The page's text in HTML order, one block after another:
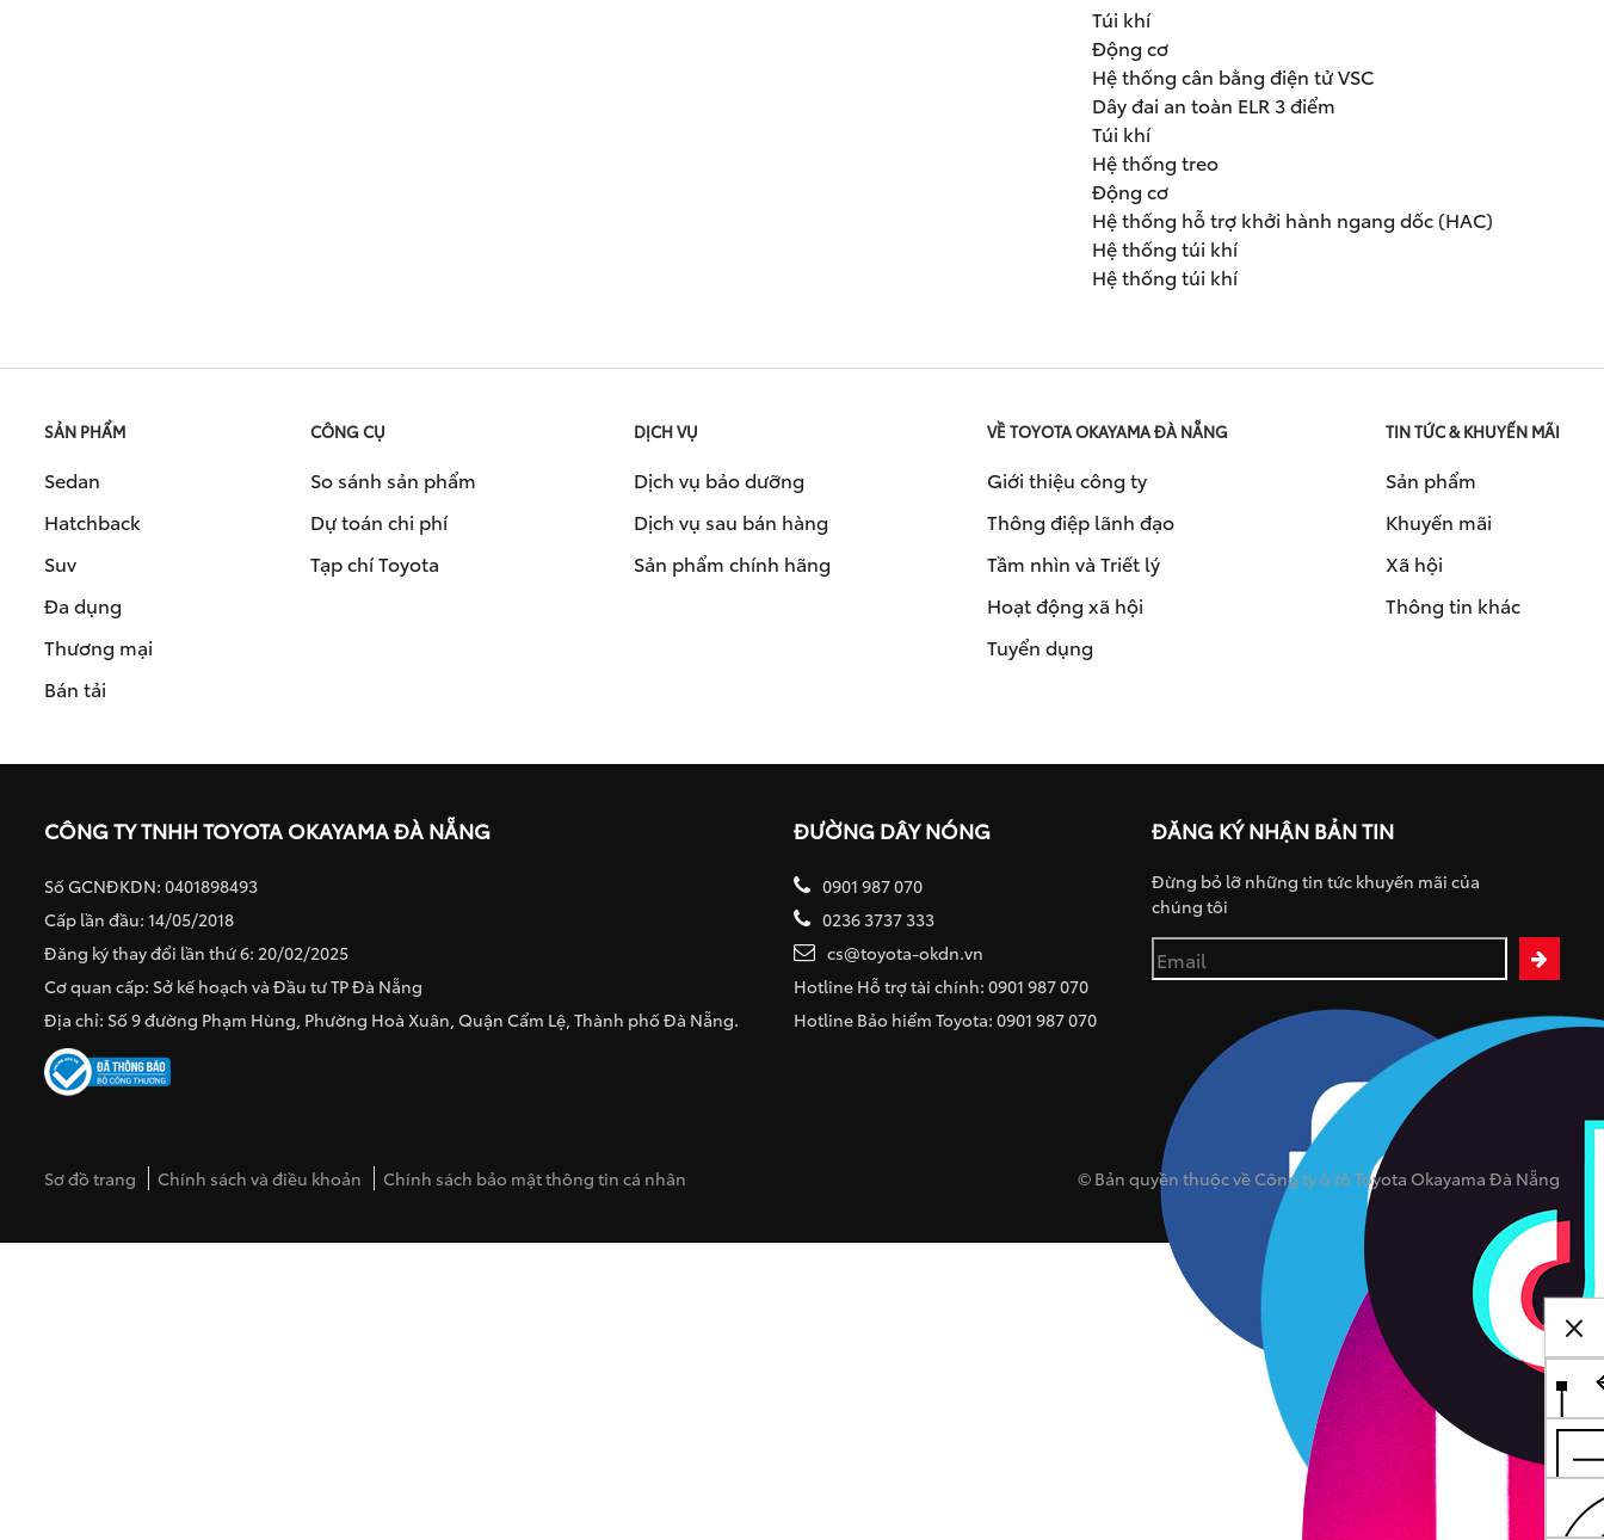
Túi khí
Động cơ
Hệ thống cân bằng điện tử VSC
Dây đai an toàn ELR 3 điểm
Túi khí
Hệ thống treo
Động cơ
Hệ thống hỗ trợ khởi hành ngang dốc (HAC)
Hệ thống túi khí
Hệ thống túi khí
SẢN PHẨM
Sedan
Hatchback
Suv
Đa dụng
Thương mại
Bán tải
CÔNG CỤ
So sánh sản phẩm
Dự toán chi phí
Tạp chí Toyota
DỊCH VỤ
Dịch vụ bảo dưỡng
Dịch vụ sau bán hàng
Sản phẩm chính hãng
VỀ TOYOTA OKAYAMA ĐÀ NẴNG
Giới thiệu công ty
Thông điệp lãnh đạo
Tầm nhìn và Triết lý
Hoạt động xã hội
Tuyển dụng
TIN TỨC & KHUYẾN MÃI
Sản phẩm
Khuyến mãi
Xã hội
Thông tin khác
CÔNG TY TNHH TOYOTA OKAYAMA ĐÀ NẴNG
Số GCNĐKDN: 0401898493
Cấp lần đầu: 14/05/2018
Đăng ký thay đổi lần thứ 6: 20/02/2025
Cơ quan cấp: Sở kế hoạch và Đầu tư TP Đà Nẵng
Địa chỉ: Số 9 đường Phạm Hùng, Phường Hoà Xuân, Quận Cẩm Lệ, Thành phố Đà Nẵng.
ĐƯỜNG DÂY NÓNG
0901 987 070
0236 3737 333
cs@toyota-okdn.vn
Hotline Hỗ trợ tài chính: 0901 987 070
Hotline Bảo hiểm Toyota: 0901 987 070
ĐĂNG KÝ NHẬN BẢN TIN
Đừng bỏ lỡ những tin tức khuyến mãi của
chúng tôi
Sơ đồ trang Chính sách và điều khoản Chính sách bảo mật thông tin cá nhân © Bản quyền thuộc về Công ty ô tô Toyota Okayama Đà Nẵng